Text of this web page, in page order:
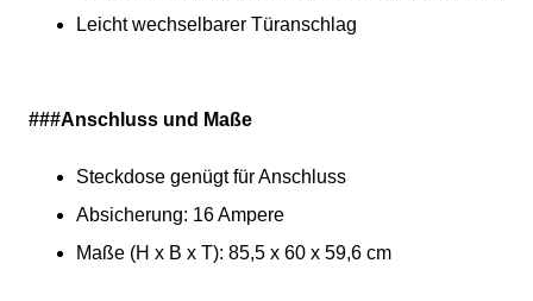
Leicht wechselbarer Türanschlag
###Anschluss und Maße
Steckdose genügt für Anschluss
Absicherung: 16 Ampere
Maße (H x B x T): 85,5 x 60 x 59,6 cm